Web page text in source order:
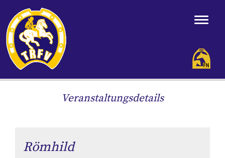
Veranstaltungsdetails
Römhild